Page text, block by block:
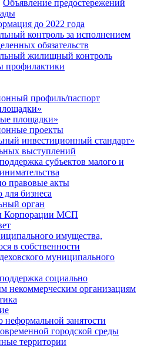
Объявление предостережений
до 2022 года
контроль за исполнением
обязательств
жилищный контроль
профилактики
профиль/паспорт
площадки»
проекты
инвестиционный стандарт»
выступлений
субъектов малого и
правовые акты
бизнеса
орган
Корпорации МСП
имущества,
в собственности
муниципального
социально
некоммерческим организациям
неформальной занятости
городской среды
территории